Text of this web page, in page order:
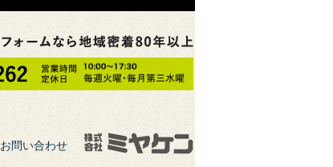
お問い合わせ